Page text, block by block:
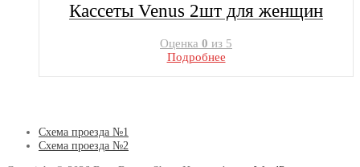
Кассеты Venus 2шт для женщин
Оценка 0 из 5
Подробнее
Схема проезда №1
Схема проезда №2